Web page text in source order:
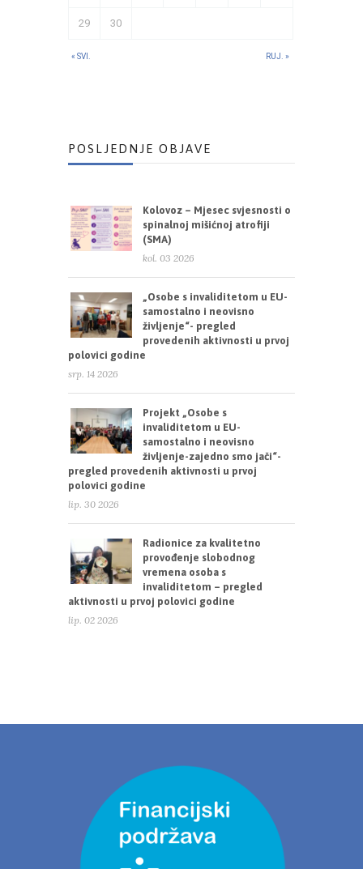
« SVI. RUJ. »
29 30
POSLJEDNJE OBJAVE
Kolovoz – Mjesec svjesnosti o
spinalnoj mišićnoj atrofiji
(SMA)
kol. 03 2026
„Osobe s invaliditetom u EU-
samostalno i neovisno
življenje“- pregled
provedenih aktivnosti u prvoj
polovici godine
srp. 14 2026
Projekt „Osobe s
invaliditetom u EU-
samostalno i neovisno
življenje-zajedno smo jači“-
pregled provedenih aktivnosti u prvoj
polovici godine
lip. 30 2026
Radionice za kvalitetno
provođenje slobodnog
vremena osoba s
invaliditetom – pregled
aktivnosti u prvoj polovici godine
lip. 02 2026